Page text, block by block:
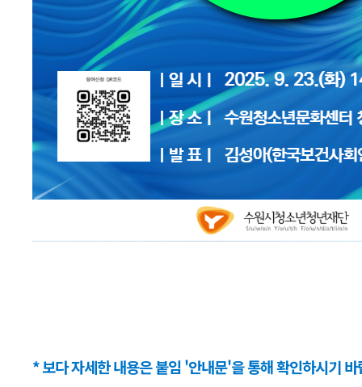
* 보다 자세한 내용은 붙임 '안내문'을 통해 확인하시기